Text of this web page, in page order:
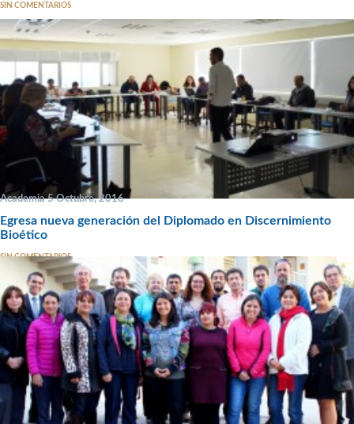
SIN COMENTARIOS
Academia 5 Octubre, 2016
Egresa nueva generación del Diplomado en Discernimiento
Bioético
SIN COMENTARIOS